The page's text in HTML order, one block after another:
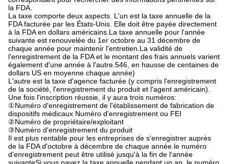
la FDA.
La taxe comporte deux aspects. L'un est la taxe annuelle de la
FDA facturée par les États-Unis. Elle doit être payée directement
à la FDA en dollars américains.La taxe annuelle pour l'année
suivante est renouvelée du 1er octobre au 31 décembre de
chaque année pour maintenir l'entretien.La validité de
l'enregistrement de la FDA et le montant des frais annuels varient
également d'une année à l'autre.546, en hausse de centaines de
dollars US en moyenne chaque année)
L'autre est la taxe d'agence facturée (y compris l'enregistrement
de la société, l'enregistrement du produit et l'agent américain).
Une fois l'inscription réussie, il y aura trois numéros:
①Numéro d'enregistrement de l'établissement de fabrication de
dispositifs médicaux Numéro d'enregistrement ou FEI
②Numéro de propriétaire/exploitant
③Numéro d'enregistrement du produit
Il est plus rentable pour les entreprises de s'enregistrer auprès
de la FDA d'octobre à décembre de chaque année.le numéro
d'enregistrement peut être utilisé jusqu'à la fin de l'année